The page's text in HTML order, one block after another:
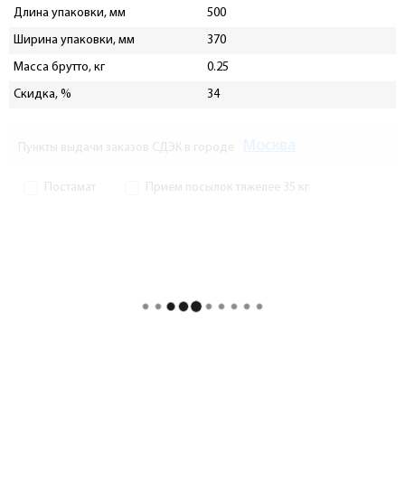
Длина упаковки, мм
500
Ширина упаковки, мм
370
Масса брутто, кг
0.25
Скидка, %
34
Пункты выдачи заказов СДЭК в городе
Постамат Прием посылок тяжелее 35 кг